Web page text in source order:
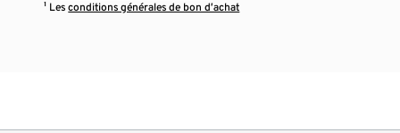
¹ Lesconditions générales de bon d’achat